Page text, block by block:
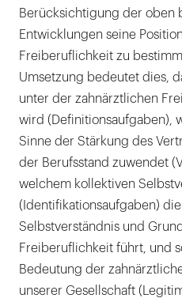
Berücksichtigung der oben
Entwicklungen seine
Freiberuflichkeit zu
Umsetzung bedeutet dies,
unter der zahnärztlichen
wird (Definitionsaufgaben),
Sinne der Stärkung des
der Berufsstand zuwendet
welchem kollektiven
(Identifikationsaufgaben)
Selbstverständnis und
Freiberuflichkeit führt, und
Bedeutung der
unserer Gesellschaft